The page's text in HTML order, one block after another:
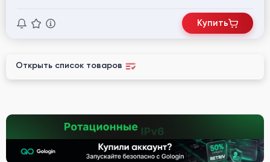
Купить
Открыть список товаров